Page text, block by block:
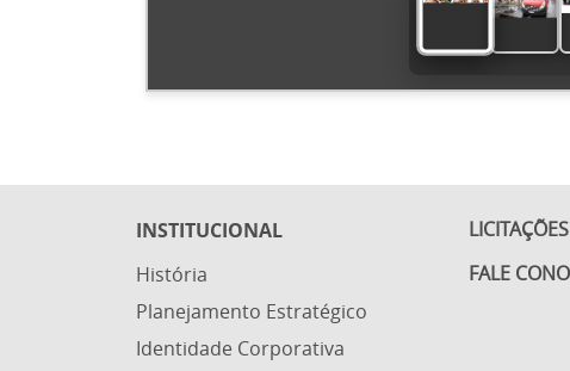
INSTITUCIONAL
História
Planejamento Estratégico
Identidade Corporativa
LICITAÇÕES
FALE